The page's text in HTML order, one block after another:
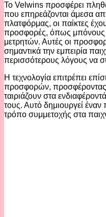
Το Velwins προσφέρει
που επηρεάζονται άμεσα
πλατφόρμας, οι παίκτες
προσφορές, όπως μπόνους
μετρητών. Αυτές οι
σημαντικά την εμπειρία
περισσότερους λόγους να
Η τεχνολογία επιτρέπει
προσφορών, προσφέροντας
ταιριάζουν στα
τους. Αυτό δημιουργεί έναν
τρόπο συμμετοχής στα